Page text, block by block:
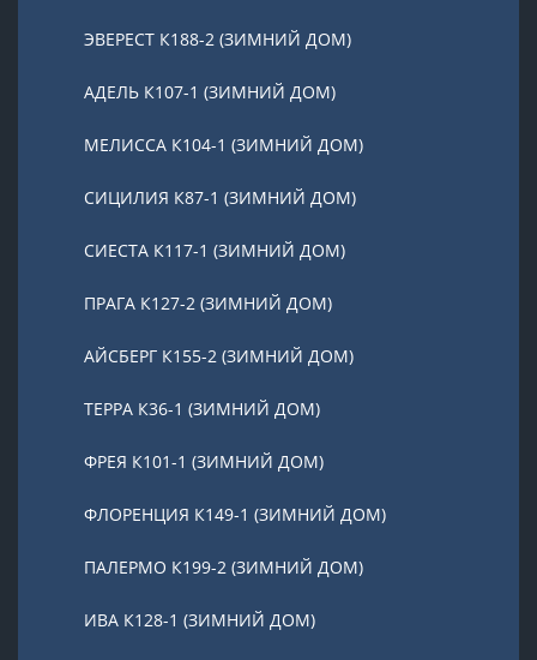
ЭВЕРЕСТ К188-2 (ЗИМНИЙ ДОМ)
АДЕЛЬ К107-1 (ЗИМНИЙ ДОМ)
МЕЛИССА К104-1 (ЗИМНИЙ ДОМ)
СИЦИЛИЯ К87-1 (ЗИМНИЙ ДОМ)
СИЕСТА К117-1 (ЗИМНИЙ ДОМ)
ПРАГА К127-2 (ЗИМНИЙ ДОМ)
АЙСБЕРГ К155-2 (ЗИМНИЙ ДОМ)
ТЕРРА К36-1 (ЗИМНИЙ ДОМ)
ФРЕЯ К101-1 (ЗИМНИЙ ДОМ)
ФЛОРЕНЦИЯ К149-1 (ЗИМНИЙ ДОМ)
ПАЛЕРМО К199-2 (ЗИМНИЙ ДОМ)
ИВА К128-1 (ЗИМНИЙ ДОМ)